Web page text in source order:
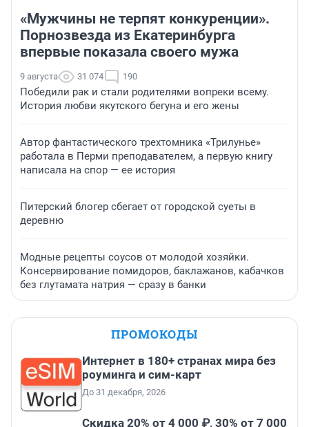
«Мужчины не терпят конкуренции».
Порнозвезда из Екатеринбурга
впервые показала своего мужа
9 августа 31 074 190
Победили рак и стали родителями вопреки всему.
История любви якутского бегуна и его жены
Автор фантастического трехтомника «Трилунье»
работала в Перми преподавателем, а первую книгу
написала на спор — ее история
Питерский блогер сбегает от городской суеты в
деревню
Модные рецепты соусов от молодой хозяйки.
Консервирование помидоров, баклажанов, кабачков
без глутамата натрия — сразу в банки
ПРОМОКОДЫ
Интернет в 180+ странах мира без
роуминга и сим-карт
До 31 декабря, 2026
Скидка 20% от 4 000 ₽, 30% от 7 000